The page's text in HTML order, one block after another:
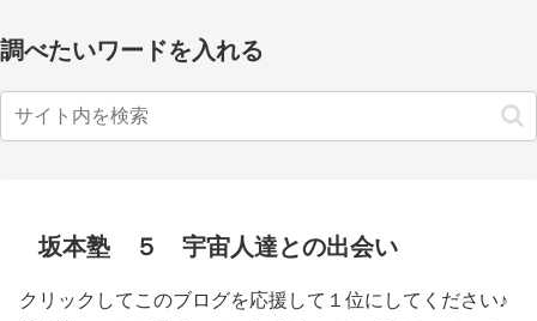
調べたいワードを入れる
坂本塾 ５ 宇宙人達との出会い
クリックしてこのブログを応援して１位にしてください♪